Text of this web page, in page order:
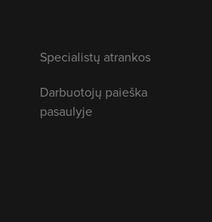
Specialistų atrankos
Darbuotojų paieška
pasaulyje